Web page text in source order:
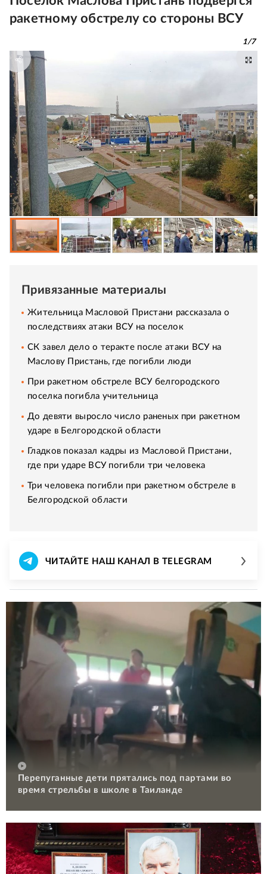
ракетному обстрелу со стороны ВСУ
1/7
Привязанные материалы
Жительница Масловой Пристани рассказала о
последствиях атаки ВСУ на поселок
СК завел дело о теракте после атаки ВСУ на
Маслову Пристань, где погибли люди
При ракетном обстреле ВСУ белгородского
поселка погибла учительница
До девяти выросло число раненых при ракетном
ударе в Белгородской области
Гладков показал кадры из Масловой Пристани,
где при ударе ВСУ погибли три человека
Три человека погибли при ракетном обстреле в
Белгородской области
ЧИТАЙТЕ НАШ КАНАЛ В TELEGRAM
Перепуганные дети прятались под партами во
время стрельбы в школе в Таиланде